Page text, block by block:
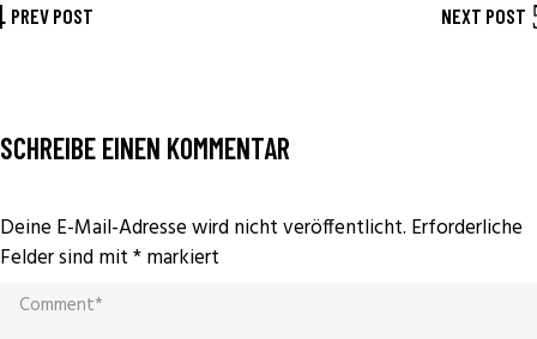
PREV POST NEXT POST
SCHREIBE EINEN KOMMENTAR
Deine E-Mail-Adresse wird nicht veröffentlicht. Erforderliche
Felder sind mit*markiert